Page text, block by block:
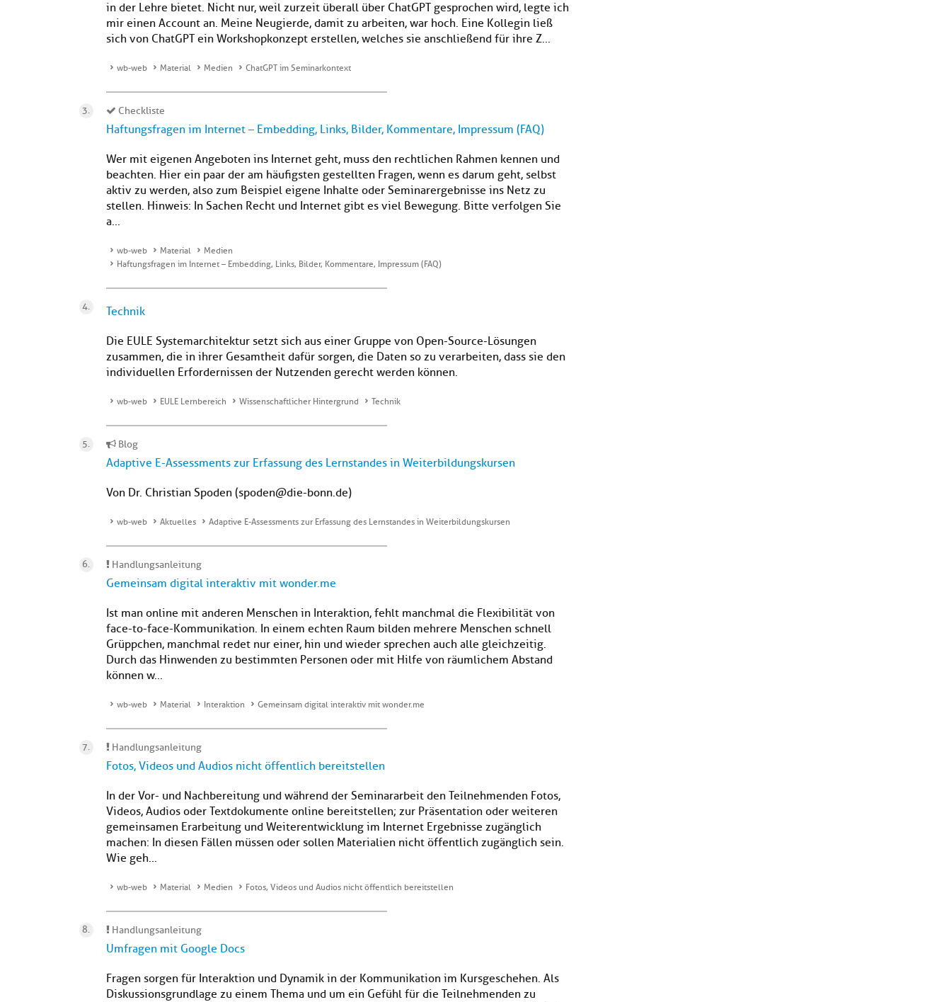
in der Lehre bietet. Nicht nur, weil zurzeit überall über ChatGPT gesprochen wird, legte ich
mir einen Account an. Meine Neugierde, damit zu arbeiten, war hoch. Eine Kollegin ließ
sich von ChatGPT ein Workshopkonzept erstellen, welches sie anschließend für ihre Z...
wb-web Material Medien ChatGPT im Seminarkontext
Checkliste
Haftungsfragen im Internet – Embedding, Links, Bilder, Kommentare, Impressum (FAQ)
Wer mit eigenen Angeboten ins Internet geht, muss den rechtlichen Rahmen kennen und
beachten. Hier ein paar der am häufigsten gestellten Fragen, wenn es darum geht, selbst
aktiv zu werden, also zum Beispiel eigene Inhalte oder Seminarergebnisse ins Netz zu
stellen. Hinweis: In Sachen Recht und Internet gibt es viel Bewegung. Bitte verfolgen Sie
a...
wb-web Material
Medien
Haftungsfragen im Internet – Embedding, Links, Bilder, Kommentare, Impressum (FAQ)
Technik
Die EULE Systemarchitektur setzt sich aus einer Gruppe von Open-Source-Lösungen
zusammen, die in ihrer Gesamtheit dafür sorgen, die Daten so zu verarbeiten, dass sie den
individuellen Erfordernissen der Nutzenden gerecht werden können.
wb-web EULE Lernbereich Wissenschaftlicher Hintergrund Technik
Blog
Adaptive E-Assessments zur Erfassung des Lernstandes in Weiterbildungskursen
Von Dr. Christian Spoden (spoden@die-bonn.de)
wb-web Aktuelles Adaptive E-Assessments zur Erfassung des Lernstandes in Weiterbildungskursen
Handlungsanleitung
Gemeinsam digital interaktiv mit wonder.me
Ist man online mit anderen Menschen in Interaktion, fehlt manchmal die Flexibilität von
face-to-face-Kommunikation. In einem echten Raum bilden mehrere Menschen schnell
Grüppchen, manchmal redet nur einer, hin und wieder sprechen auch alle gleichzeitig.
Durch das Hinwenden zu bestimmten Personen oder mit Hilfe von räumlichem Abstand
können w...
wb-web Material Interaktion Gemeinsam digital interaktiv mit wonder.me
Handlungsanleitung
Fotos, Videos und Audios nicht öffentlich bereitstellen
In der Vor- und Nachbereitung und während der Seminararbeit den Teilnehmenden Fotos,
Videos, Audios oder Textdokumente online bereitstellen; zur Präsentation oder weiteren
gemeinsamen Erarbeitung und Weiterentwicklung im Internet Ergebnisse zugänglich
machen: In diesen Fällen müssen oder sollen Materialien nicht öffentlich zugänglich sein.
Wie geh...
wb-web Material Medien Fotos, Videos und Audios nicht öffentlich bereitstellen
Handlungsanleitung
Umfragen mit Google Docs
Fragen sorgen für Interaktion und Dynamik in der Kommunikation im Kursgeschehen. Als
Diskussionsgrundlage zu einem Thema und um ein Gefühl für die Teilnehmenden zu